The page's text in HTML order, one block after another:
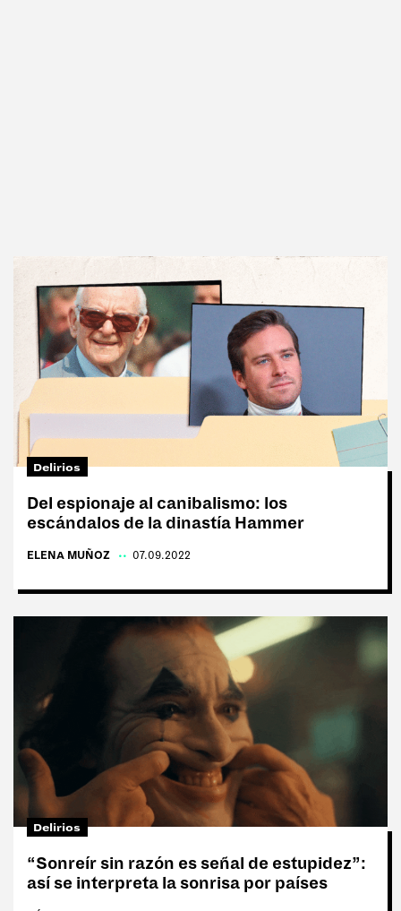
Delirios
Del espionaje al canibalismo: los
escándalos de la dinastía Hammer
ELENA MUÑOZ 07.09.2022
Delirios
“Sonreír sin razón es señal de estupidez”:
así se interpreta la sonrisa por países